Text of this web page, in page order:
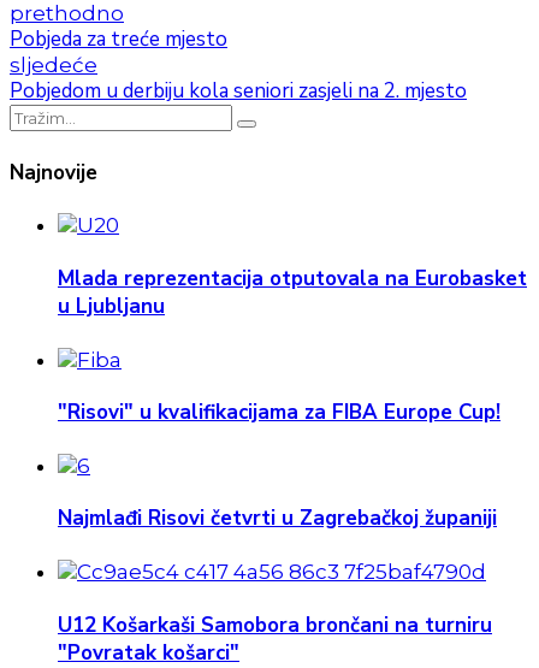
prethodno
Pobjeda za treće mjesto
sljedeće
Pobjedom u derbiju kola seniori zasjeli na 2. mjesto
Najnovije
Mlada reprezentacija otputovala na Eurobasket
u Ljubljanu
"Risovi" u kvalifikacijama za FIBA Europe Cup!
Najmlađi Risovi četvrti u Zagrebačkoj županiji
U12 Košarkaši Samobora brončani na turniru
"Povratak košarci"